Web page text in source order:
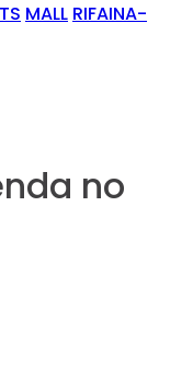
MALL RIFAINA-
no